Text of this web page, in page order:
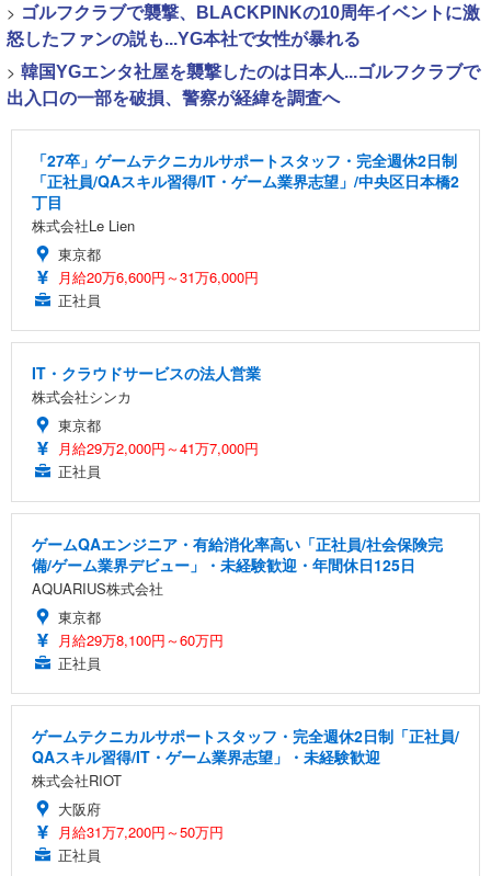
> ゴルフクラブで襲撃、BLACKPINKの10周年イベントに激
怒したファンの説も...YG本社で女性が暴れる
> 韓国YGエンタ社屋を襲撃したのは日本人...ゴルフクラブで
出入口の一部を破損、警察が経緯を調査へ
「27卒」ゲームテクニカルサポートスタッフ・完全週休2日制
「正社員/QAスキル習得/IT・ゲーム業界志望」/中央区日本橋2
丁目
株式会社Le Lien
東京都
月給20万6,600円～31万6,000円
正社員
IT・クラウドサービスの法人営業
株式会社シンカ
東京都
月給29万2,000円～41万7,000円
正社員
ゲームQAエンジニア・有給消化率高い「正社員/社会保険完
備/ゲーム業界デビュー」・未経験歓迎・年間休日125日
AQUARIUS株式会社
東京都
月給29万8,100円～60万円
正社員
ゲームテクニカルサポートスタッフ・完全週休2日制「正社員/
QAスキル習得/IT・ゲーム業界志望」・未経験歓迎
株式会社RIOT
大阪府
月給31万7,200円～50万円
正社員